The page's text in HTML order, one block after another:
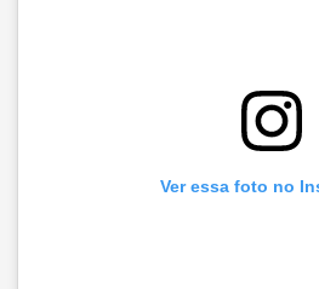
Ver essa foto no